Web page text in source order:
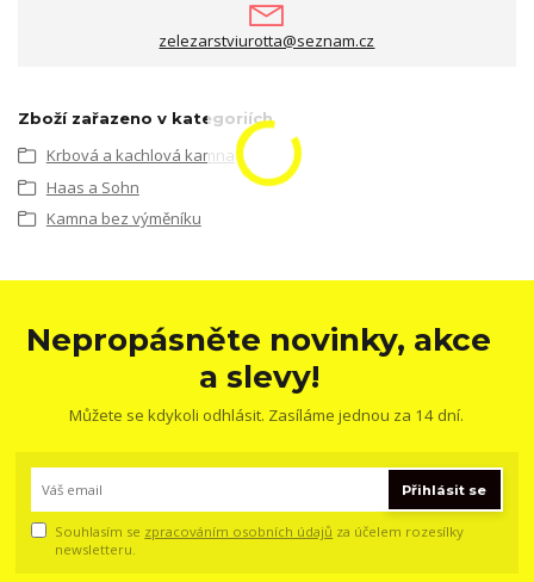
zelezarstviurotta@seznam.cz
Zboží zařazeno v kategoriích
Krbová a kachlová kamna
Haas a Sohn
Kamna bez výměníku
Nepropásněte novinky, akce
a slevy!
Můžete se kdykoli odhlásit. Zasíláme jednou za 14 dní.
Přihlásit se
Souhlasím se zpracováním osobních údajů za účelem rozesílky
newsletteru.